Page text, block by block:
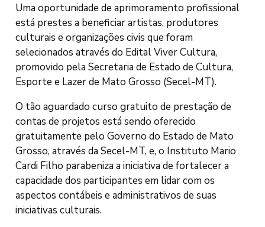
Uma oportunidade de aprimoramento profissional
está prestes a beneficiar artistas, produtores
culturais e organizações civis que foram
selecionados através do Edital Viver Cultura,
promovido pela Secretaria de Estado de Cultura,
Esporte e Lazer de Mato Grosso (Secel-MT).
O tão aguardado curso gratuito de prestação de
contas de projetos está sendo oferecido
gratuitamente pelo Governo do Estado de Mato
Grosso, através da Secel-MT, e, o Instituto Mario
Cardi Filho parabeniza a iniciativa de fortalecer a
capacidade dos participantes em lidar com os
aspectos contábeis e administrativos de suas
iniciativas culturais.